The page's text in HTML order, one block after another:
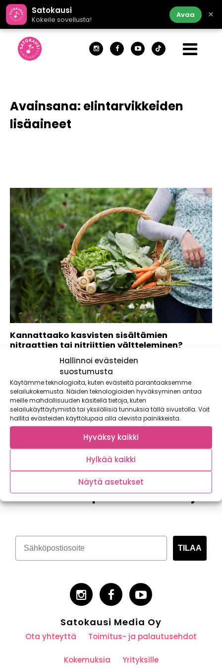
Hallinnoi evästeiden
suostumusta
Käytämme teknologioita, kuten evästeitä parantaaksemme
selailukokemusta. Näiden teknologioiden hyväksyminen antaa
meille mahdollisuuden käsitellä tietoja, kuten
selailukäyttäytymistä tai yksilöllisiä tunnuksia tällä sivustolla. Voit
hallita evästeiden käyttölupaa alla olevista painikkeista.
Hyväksy kaikki
Hylkää kaikki
Näytä asetukset
Satokausi
Kokeile sovellusta!
Avaa ×
Avainsana: elintarvikkeiden
lisäaineet
Kannattaako kasvisten sisältämien
nitraattien tai nitriittien vältteleminen?
Elintarvikkeiden lisäaineet ovat mediassa jatkuvasti esillä.
Luomu kasvattaa suosiotaan ja moni meistä välttelee E-
koodeja....
Tilaa kasvispitoinen uutiskirje
TILAA
Satokausi Media Oy
Ota yhteyttä Toimitus- ja palautusehdot
Kokemuksia Yrityksille